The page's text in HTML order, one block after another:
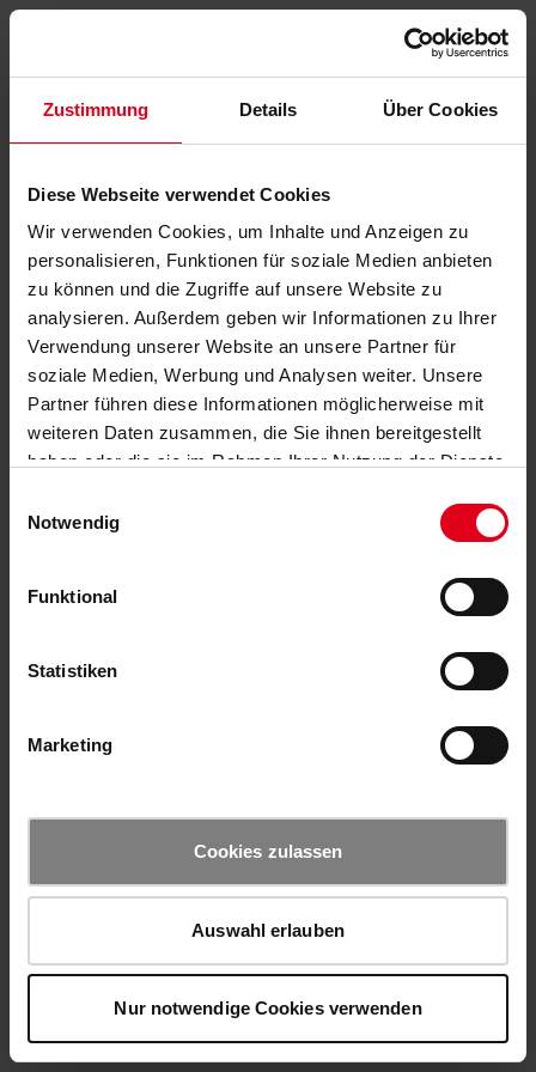
Zustimmung Details Über Cookies
Diese Webseite verwendet Cookies
Wir verwenden Cookies, um Inhalte und Anzeigen zu
personalisieren, Funktionen für soziale Medien anbieten
zu können und die Zugriffe auf unsere Website zu
analysieren. Außerdem geben wir Informationen zu Ihrer
Verwendung unserer Website an unsere Partner für
soziale Medien, Werbung und Analysen weiter. Unsere
Partner führen diese Informationen möglicherweise mit
weiteren Daten zusammen, die Sie ihnen bereitgestellt
haben oder die sie im Rahmen Ihrer Nutzung der Dienste
Notwendig
Funktional
Statistiken
Marketing
Cookies zulassen
Auswahl erlauben
Nur notwendige Cookies verwenden